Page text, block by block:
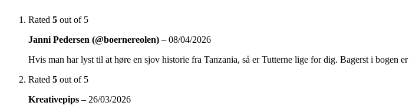
Rated 5 out of 5
Janni Pedersen (@boernereolen) – 08/04/2026
Hvis man har lyst til at høre en sjov historie fra Tanzania, så er Tutterne lige for dig. Bagerst i bogen
Rated 5 out of 5
Kreativepips – 26/03/2026